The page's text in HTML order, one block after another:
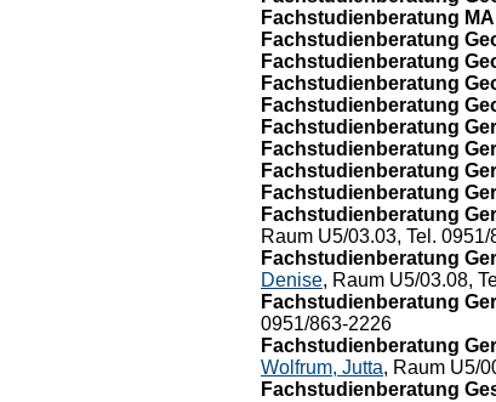
Fachstudienberatung
Fachstudienberatung
Fachstudienberatung
Fachstudienberatung
Fachstudienberatung
Fachstudienberatung
Fachstudienberatung
Fachstudienberatung
Fachstudienberatung
Fachstudienberatung
Raum U5/03.03, Tel. 0951/
Fachstudienberatung
Denise, Raum U5/03.08,
Fachstudienberatung
0951/863-2226
Fachstudienberatung
Wolfrum, Jutta, Raum U5/
Fachstudienberatung